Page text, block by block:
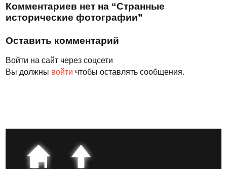
Комментариев нет на “Странные
исторические фотографии”
Оставить комментарий
Войти на сайт через соцсети
Вы должны войти чтобы оставлять сообщения.